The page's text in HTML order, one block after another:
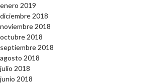
enero 2019
diciembre 2018
noviembre 2018
octubre 2018
septiembre 2018
agosto 2018
julio 2018
junio 2018